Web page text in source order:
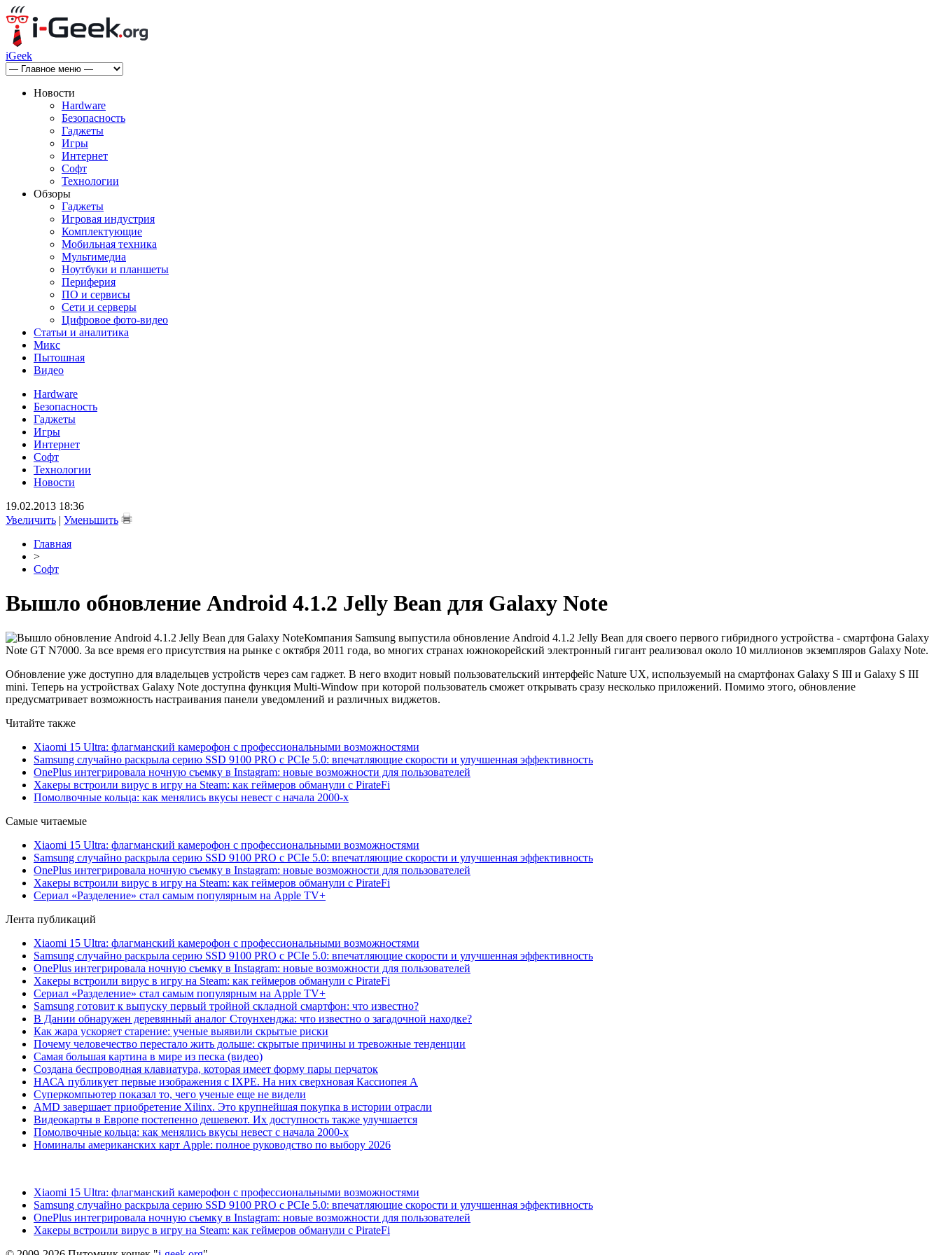
iGeek
Новости
Hardware
Безопасность
Гаджеты
Игры
Интернет
Софт
Технологии
Обзоры
Гаджеты
Игровая индустрия
Комплектующие
Мобильная техника
Мультимедиа
Ноутбуки и планшеты
Периферия
ПО и сервисы
Сети и серверы
Цифровое фото-видео
Статьи и аналитика
Микс
Пытошная
Видео
Hardware
Безопасность
Гаджеты
Игры
Интернет
Софт
Технологии
Новости
19.02.2013 18:36
Увеличить | Уменьшить
Главная
>
Софт
Вышло обновление Android 4.1.2 Jelly Bean для Galaxy Note
Компания Samsung выпустила обновление Android 4.1.2 Jelly Bean для своего первого гибридного устройства - смартфона Galaxy
Note GT N7000. За все время его присутствия на рынке с октября 2011 года, во многих странах южнокорейский электронный гигант реализовал около 10 миллионов экземпляров Galaxy Note.
Обновление уже доступно для владельцев устройств через сам гаджет. В него входит новый пользовательский интерфейс Nature UX, используемый на смартфонах Galaxy S III и Galaxy S III
mini. Теперь на устройствах Galaxy Note доступна функция Multi-Window при которой пользователь сможет открывать сразу несколько приложений. Помимо этого, обновление
предусматривает возможность настраивания панели уведомлений и различных виджетов.
Читайте также
Xiaomi 15 Ultra: флагманский камерофон с профессиональными возможностями
Samsung случайно раскрыла серию SSD 9100 PRO с PCIe 5.0: впечатляющие скорости и улучшенная эффективность
OnePlus интегрировала ночную съемку в Instagram: новые возможности для пользователей
Хакеры встроили вирус в игру на Steam: как геймеров обманули с PirateFi
Помолвочные кольца: как менялись вкусы невест с начала 2000-х
Самые читаемые
Xiaomi 15 Ultra: флагманский камерофон с профессиональными возможностями
Samsung случайно раскрыла серию SSD 9100 PRO с PCIe 5.0: впечатляющие скорости и улучшенная эффективность
OnePlus интегрировала ночную съемку в Instagram: новые возможности для пользователей
Хакеры встроили вирус в игру на Steam: как геймеров обманули с PirateFi
Сериал «Разделение» стал самым популярным на Apple TV+
Лента публикаций
Xiaomi 15 Ultra: флагманский камерофон с профессиональными возможностями
Samsung случайно раскрыла серию SSD 9100 PRO с PCIe 5.0: впечатляющие скорости и улучшенная эффективность
OnePlus интегрировала ночную съемку в Instagram: новые возможности для пользователей
Хакеры встроили вирус в игру на Steam: как геймеров обманули с PirateFi
Сериал «Разделение» стал самым популярным на Apple TV+
Samsung готовит к выпуску первый тройной складной смартфон: что известно?
В Дании обнаружен деревянный аналог Стоунхенджа: что известно о загадочной находке?
Как жара ускоряет старение: ученые выявили скрытые риски
Почему человечество перестало жить дольше: скрытые причины и тревожные тенденции
Самая большая картина в мире из песка (видео)
Создана беспроводная клавиатура, которая имеет форму пары перчаток
НАСА публикует первые изображения с IXPE. На них сверхновая Кассиопея А
Суперкомпьютер показал то, чего ученые еще не видели
AMD завершает приобретение Xilinx. Это крупнейшая покупка в истории отрасли
Видеокарты в Европе постепенно дешевеют. Их доступность также улучшается
Помолвочные кольца: как менялись вкусы невест с начала 2000-х
Номиналы американских карт Apple: полное руководство по выбору 2026
Xiaomi 15 Ultra: флагманский камерофон с профессиональными возможностями
Samsung случайно раскрыла серию SSD 9100 PRO с PCIe 5.0: впечатляющие скорости и улучшенная эффективность
OnePlus интегрировала ночную съемку в Instagram: новые возможности для пользователей
Хакеры встроили вирус в игру на Steam: как геймеров обманули с PirateFi